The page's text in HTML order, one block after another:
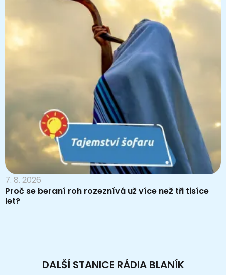
7. 8. 2026
Proč se beraní roh rozeznívá už více než tři tisíce
let?
DALŠÍ STANICE RÁDIA BLANÍK